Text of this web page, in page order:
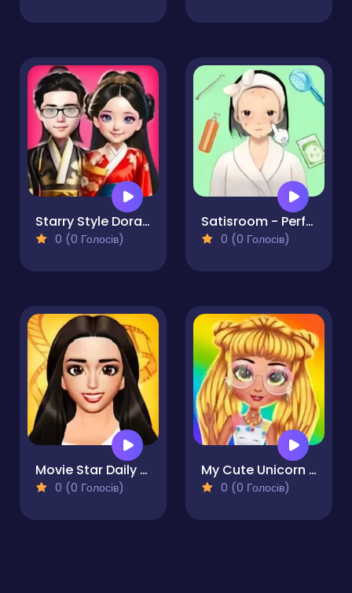
Starry Style Dorama of Dream
0 (0 Голосів)
Satisroom - Perfectly Organized
0 (0 Голосів)
Movie Star Daily Routine
0 (0 Голосів)
My Cute Unicorn Fashion Dress Up
0 (0 Голосів)